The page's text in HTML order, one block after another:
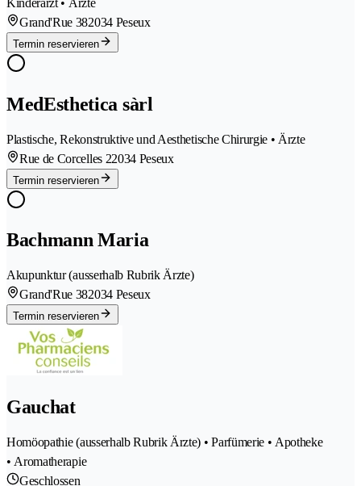
Grand'Rue 382034 Peseux
Termin reservieren
MedEsthetica sàrl
Plastische, Rekonstruktive und Aesthetische Chirurgie • Ärzte
Rue de Corcelles 22034 Peseux
Termin reservieren
Bachmann Maria
Akupunktur (ausserhalb Rubrik Ärzte)
Grand'Rue 382034 Peseux
Termin reservieren
Gauchat
Homöopathie (ausserhalb Rubrik Ärzte) • Parfümerie • Apotheke
• Aromatherapie
Geschlossen